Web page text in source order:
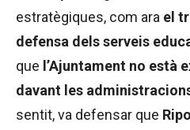
estratègiques, com ara el
defensa dels serveis
que l’Ajuntament no està
davant les
sentit, va defensar que